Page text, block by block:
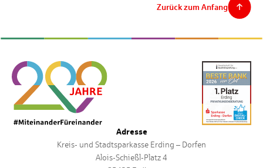
Zurück zum Anfang
Adresse
Kreis- und Stadtsparkasse Erding – Dorfen
Alois-Schießl-Platz 4